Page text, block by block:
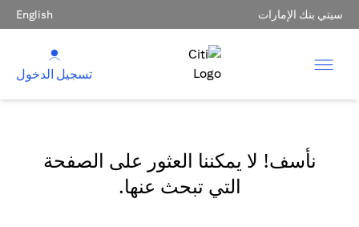
سيتي بنك الإمارات English
تسجيل الدخول
نأسف! لا يمكننا العثور على الصفحة
التي تبحث عنها.